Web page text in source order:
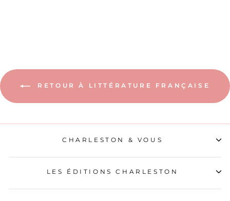
RETOUR À LITTÉRATURE FRANÇAISE
CHARLESTON & VOUS
LES ÉDITIONS CHARLESTON